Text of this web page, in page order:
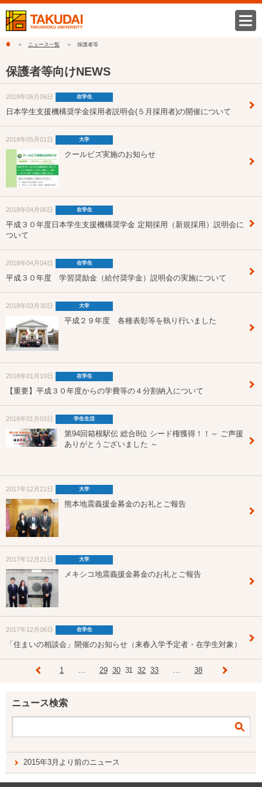
ニュース一覧 保護者等
保護者等向けNEWS
2018年06月06日 在学生
日本学生支援機構奨学金採用者説明会(５月採用者)の開催について
2018年05月01日 大学
クールビズ実施のお知らせ
2018年04月06日 在学生
平成３０年度日本学生支援機構奨学金 定期採用（新規採用）説明会に
ついて
2018年04月04日 在学生
平成３０年度 学習奨励金（給付奨学金）説明会の実施について
2018年03月30日 大学
平成２９年度 各種表彰等を執り行いました
2018年01月19日 在学生
【重要】平成３０年度からの学費等の４分割納入について
2018年01月03日 学生生活
第94回箱根駅伝 総合8位 シード権獲得！！～ ご声援
ありがとうございました ～
2017年12月21日 大学
熊本地震義援金募金のお礼とご報告
2017年12月21日 大学
メキシコ地震義援金募金のお礼とご報告
2017年12月06日 在学生
「住まいの相談会」開催のお知らせ（来春入学予定者・在学生対象）
1 … 29 30 31 32 33 … 38
ニュース検索
2015年3月より前のニュース